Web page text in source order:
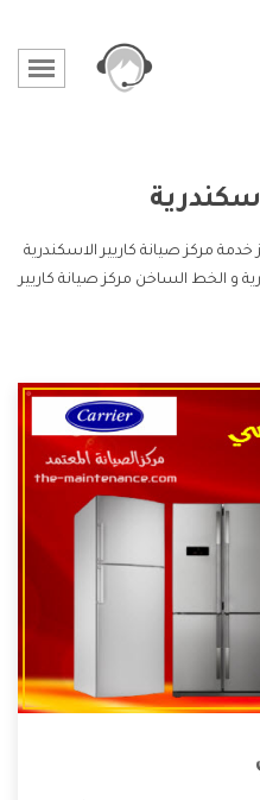
خدمة مركز صيانة كاريير الاسكندرية
و الخط الساخن مركز صيانة كاريير